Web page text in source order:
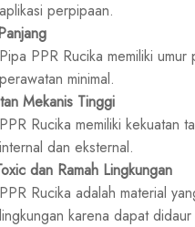
aplikasi perpipaan.
Pipa PPR Rucika memiliki
perawatan minimal.
Mekanis Tinggi
PPR Rucika memiliki kekuatan
internal dan eksternal.
dan Ramah Lingkungan
PPR Rucika adalah material
lingkungan karena dapat didaur